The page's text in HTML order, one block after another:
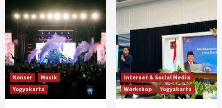
Konser
Musik
Yogyakarta
Internet & Social Media
Workshop
Yogyakarta